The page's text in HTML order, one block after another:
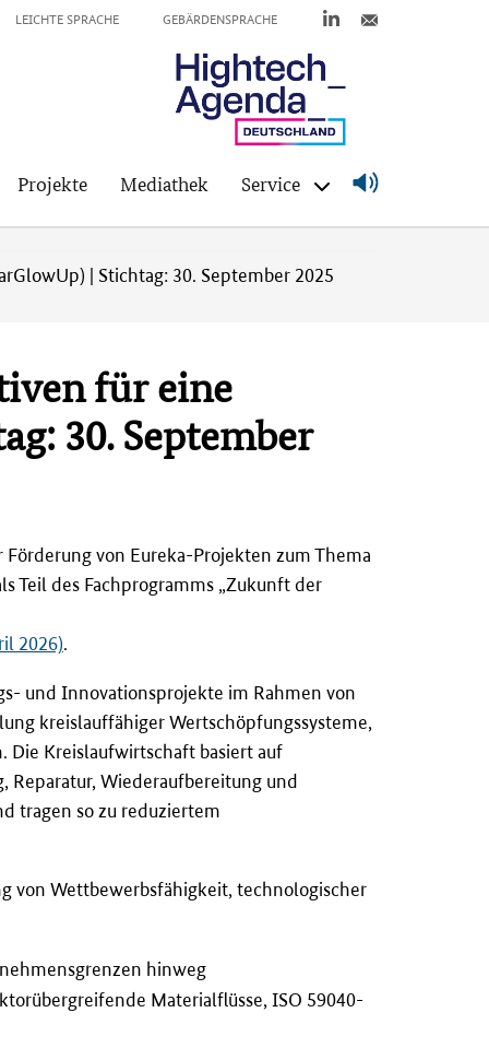
LEICHTE SPRACHE GEBÄRDENSPRACHE
Projekte Mediathek Service
| Stichtag: 30. September 2025
für eine
30. September
Förderung von Eureka-Projekten zum Thema
Teil des Fachprogramms „Zukunft der
2026).
und Innovationsprojekte im Rahmen von
kreislauffähiger Wertschöpfungssysteme,
Die Kreislaufwirtschaft basiert auf
Reparatur, Wiederaufbereitung und
tragen so zu reduziertem
von Wettbewerbsfähigkeit, technologischer
hinweg
Materialflüsse, ISO 59040-